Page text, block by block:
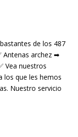
de los 487
Antenas archez ➡
Vea nuestros
los que les hemos
Nuestro servicio